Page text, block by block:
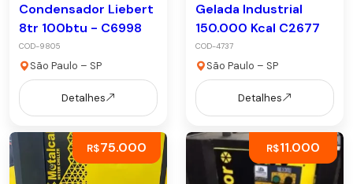
Condensador Liebert
8tr 100btu - C6998
COD-9805
São Paulo – SP
Detalhes
Gelada Industrial
150.000 Kcal C2677
COD-4737
São Paulo – SP
Detalhes
R$75.000 R$11.000